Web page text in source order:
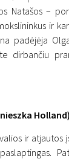
Natašos –
ir
padėjėja
dirbančiu
Holland)
ir atjautos